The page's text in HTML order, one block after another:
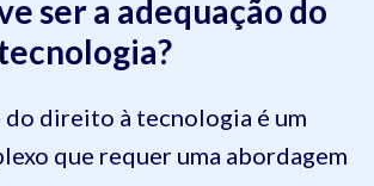
ser a adequação do
do direito à tecnologia é um
que requer uma abordagem